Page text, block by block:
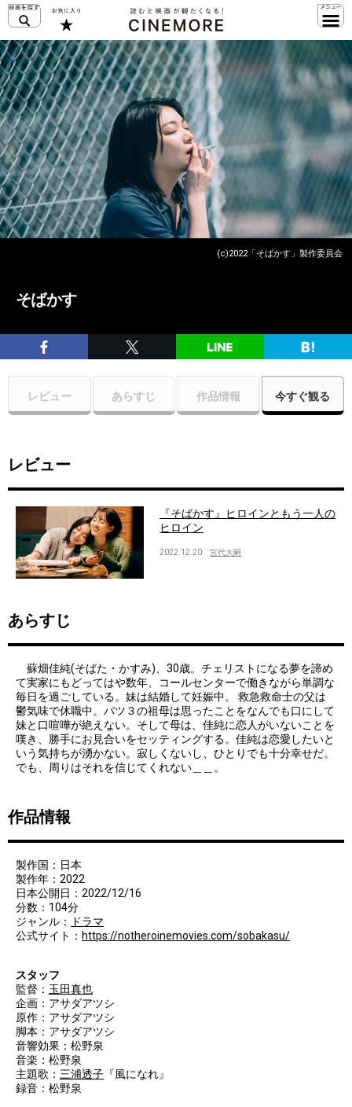
(c)2022「そばかす」製作委員会
そばかす
レビュー あらすじ 作品情報 今すぐ観る
レビュー
『そばかす』ヒロインともう一人の
ヒロイン
2022.12.20 宮代大嗣
あらすじ
蘇畑佳純(そばた・かすみ)、30歳。チェリストになる夢を諦め
て実家にもどってはや数年、コールセンターで働きながら単調な
毎日を過ごしている。妹は結婚して妊娠中。 救急救命士の父は
鬱気味で休職中。バツ３の祖母は思ったことをなんでも口にして
妹と口喧嘩が絶えない。そして母は、佳純に恋人がいないことを
嘆き、勝手にお見合いをセッティングする。佳純は恋愛したいと
いう気持ちが湧かない。寂しくないし、ひとりでも十分幸せだ。
でも、周りはそれを信じてくれない＿＿。
作品情報
製作国：日本
製作年：2022
日本公開日：2022/12/16
分数：104分
ジャンル：
ドラマ
公式サイト： https://notheroinemovies.com/sobakasu/
スタッフ
監督： 玉田真也
企画：アサダアツシ
原作：アサダアツシ
脚本：アサダアツシ
音響効果：松野泉
音楽：松野泉
主題歌： 三浦透子 『風になれ』
録音：松野泉